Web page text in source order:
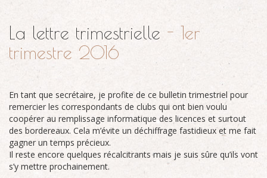
La lettre trimestrielle - 1er
trimestre 2016
En tant que secrétaire, je profite de ce bulletin trimestriel pour
remercier les correspondants de clubs qui ont bien voulu
coopérer au remplissage informatique des licences et surtout
des bordereaux. Cela m’évite un déchiffrage fastidieux et me fait
gagner un temps précieux.
Il reste encore quelques récalcitrants mais je suis sûre qu’ils vont
s’y mettre prochainement.